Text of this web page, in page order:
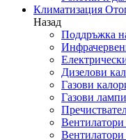
Климатизация
Назад
Поддръжка
Дизелови
Газови
Газови
Вентилатори